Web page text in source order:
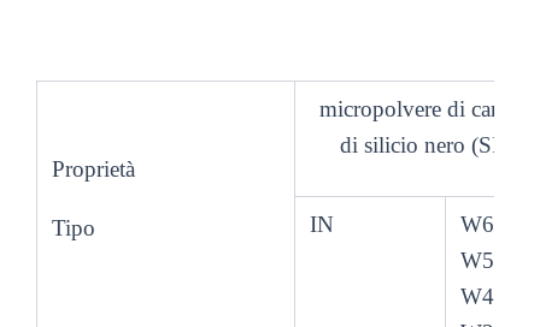
Proprietà
Tipo
micropolvere di carburo
di silicio nero (SIC)
IN
W63
W50
W40